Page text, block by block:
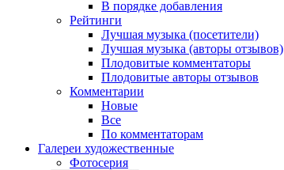
В порядке добавления
Рейтинги
Лучшая музыка (посетители)
Лучшая музыка (авторы отзывов)
Плодовитые комментаторы
Плодовитые авторы отзывов
Комментарии
Новые
Все
По комментаторам
Галереи художественные
Фотосерия